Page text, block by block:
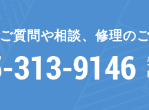
ご質問や相談、修理の